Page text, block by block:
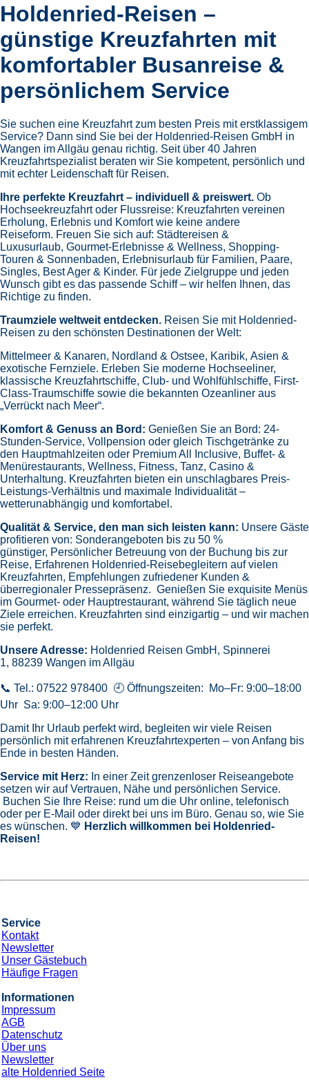
Holdenried-Reisen –
günstige Kreuzfahrten mit
komfortabler Busanreise &
persönlichem Service
Sie suchen eine Kreuzfahrt zum besten Preis mit erstklassigem
Service? Dann sind Sie bei der Holdenried-Reisen GmbH in
Wangen im Allgäu genau richtig. Seit über 40 Jahren
Kreuzfahrtspezialist beraten wir Sie kompetent, persönlich und
mit echter Leidenschaft für Reisen.
Ihre perfekte Kreuzfahrt – individuell & preiswert. Ob
Hochseekreuzfahrt oder Flussreise: Kreuzfahrten vereinen
Erholung, Erlebnis und Komfort wie keine andere
Reiseform. Freuen Sie sich auf: Städtereisen &
Luxusurlaub, Gourmet-Erlebnisse & Wellness, Shopping-
Touren & Sonnenbaden, Erlebnisurlaub für Familien, Paare,
Singles, Best Ager & Kinder. Für jede Zielgruppe und jeden
Wunsch gibt es das passende Schiff – wir helfen Ihnen, das
Richtige zu finden.
Traumziele weltweit entdecken. Reisen Sie mit Holdenried-
Reisen zu den schönsten Destinationen der Welt:
Mittelmeer & Kanaren, Nordland & Ostsee, Karibik, Asien &
exotische Fernziele. Erleben Sie moderne Hochseeliner,
klassische Kreuzfahrtschiffe, Club- und Wohlfühlschiffe, First-
Class-Traumschiffe sowie die bekannten Ozeanliner aus
„Verrückt nach Meer“.
Komfort & Genuss an Bord: Genießen Sie an Bord: 24-
Stunden-Service, Vollpension oder gleich Tischgetränke zu
den Hauptmahlzeiten oder Premium All Inclusive, Buffet- &
Menürestaurants, Wellness, Fitness, Tanz, Casino &
Unterhaltung. Kreuzfahrten bieten ein unschlagbares Preis-
Leistungs-Verhältnis und maximale Individualität –
wetterunabhängig und komfortabel.
Qualität & Service, den man sich leisten kann: Unsere Gäste
profitieren von: Sonderangeboten bis zu 50 %
günstiger, Persönlicher Betreuung von der Buchung bis zur
Reise, Erfahrenen Holdenried-Reisebegleitern auf vielen
Kreuzfahrten, Empfehlungen zufriedener Kunden &
überregionaler Pressepräsenz. Genießen Sie exquisite Menüs
im Gourmet- oder Hauptrestaurant, während Sie täglich neue
Ziele erreichen. Kreuzfahrten sind einzigartig – und wir machen
sie perfekt.
Unsere Adresse: Holdenried Reisen GmbH, Spinnerei
1, 88239 Wangen im Allgäu
📞 Tel.: 07522 978400 🕘 Öffnungszeiten: Mo–Fr: 9:00–18:00
Uhr Sa: 9:00–12:00 Uhr
Damit Ihr Urlaub perfekt wird, begleiten wir viele Reisen
persönlich mit erfahrenen Kreuzfahrtexperten – von Anfang bis
Ende in besten Händen.
Service mit Herz: In einer Zeit grenzenloser Reiseangebote
setzen wir auf Vertrauen, Nähe und persönlichen Service.
Buchen Sie Ihre Reise: rund um die Uhr online, telefonisch
oder per E-Mail oder direkt bei uns im Büro. Genau so, wie Sie
es wünschen. 💙 Herzlich willkommen bei Holdenried-
Reisen!
Service
Kontakt
Newsletter
Unser Gästebuch
Häufige Fragen
Informationen
Impressum
AGB
Datenschutz
Über uns
Newsletter
alte Holdenried Seite